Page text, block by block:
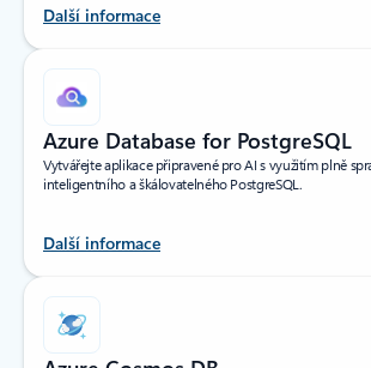
Další informace
Azure Database for PostgreSQL
Vytvářejte aplikace připravené pro AI s využitím plně
inteligentního a škálovatelného PostgreSQL.
Další informace